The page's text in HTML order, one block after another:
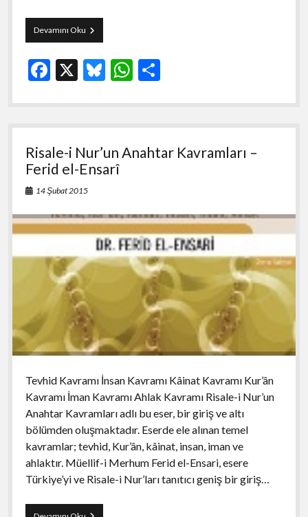
Devamını OkuSızıntı
Başyazıları:
Yükseltme
F
b
o
o
k
X Bl
ky
W
s
A
S
e
Risale-i Nur’un Anahtar Kavramları –
Ferid el-Ensarî
14 Şubat 2015
Tevhid Kavramı İnsan Kavramı Kâinat Kavramı Kur’ân
Kavramı İman Kavramı Ahlak Kavramı Risale-i Nur’un
Anahtar Kavramları adlı bu eser, bir giriş ve altı
bölümden oluşmaktadır. Eserde ele alınan temel
kavramlar; tevhid, Kur’ân, kâinat, insan, iman ve
ahlaktır. Müellif-i Merhum Ferid el-Ensari, esere
Türkiye’yi ve Risale-i Nur’ları tanıtıcı geniş bir giriş…
Risale-